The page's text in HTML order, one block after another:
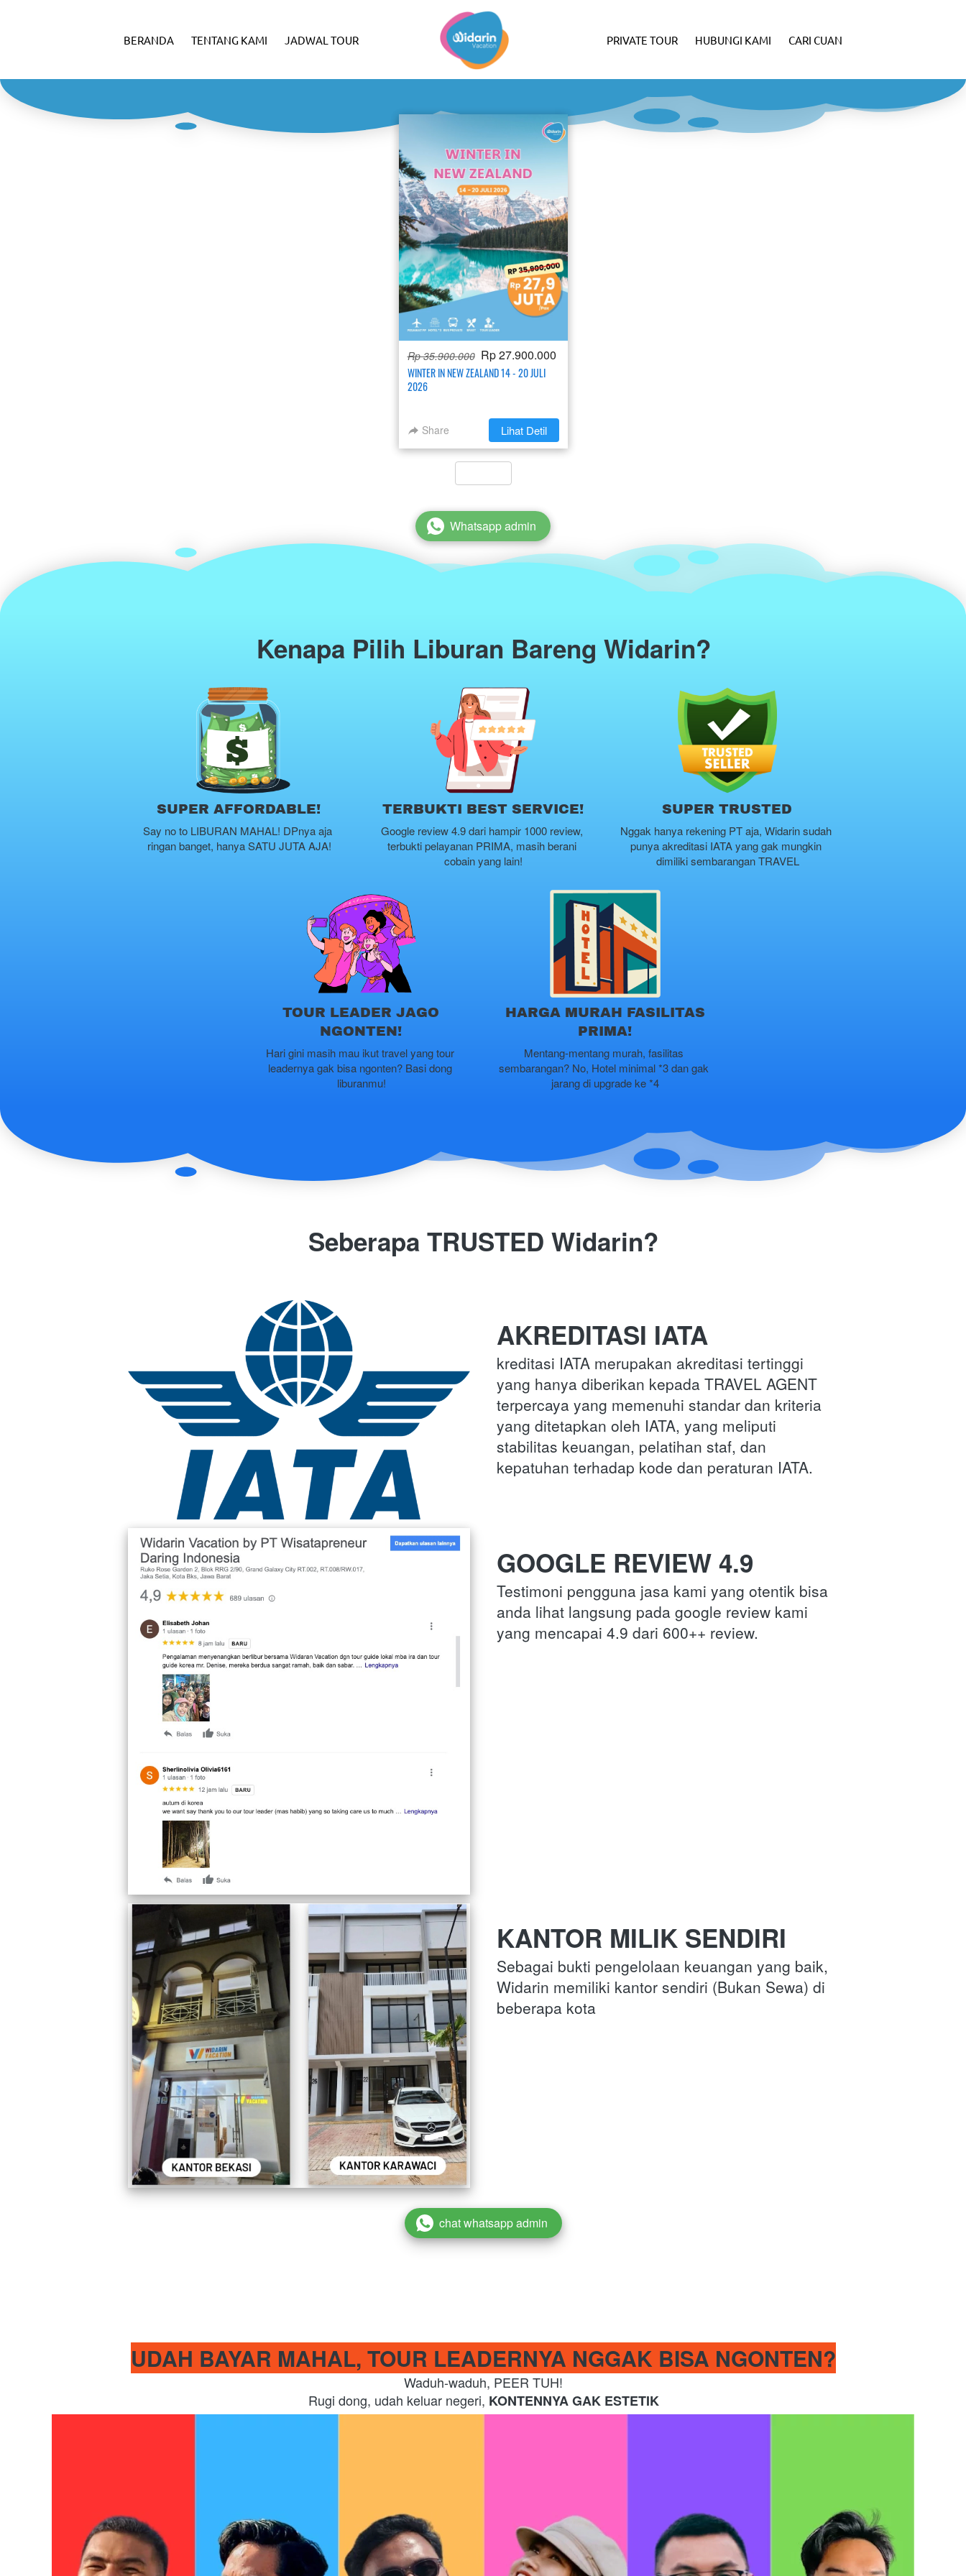
BERANDA TENTANG KAMI JADWAL TOUR PRIVATE TOUR HUBUNGI KAMI CARI CUAN
Rp 35.900.000 Rp 27.900.000
WINTER IN NEW ZEALAND 14 - 20 JULI
2026
Share `Lihat Detil
` Whatsapp admin
Kenapa Pilih Liburan Bareng Widarin?
SUPER AFFORDABLE!
Say no to LIBURAN MAHAL! DPnya aja
ringan banget, hanya SATU JUTA AJA!
TERBUKTI BEST SERVICE!
Google review 4.9 dari hampir 1000 review,
terbukti pelayanan PRIMA, masih berani
cobain yang lain!
SUPER TRUSTED
Nggak hanya rekening PT aja, Widarin sudah
punya akreditasi IATA yang gak mungkin
dimiliki sembarangan TRAVEL
TOUR LEADER JAGO
NGONTEN!
Hari gini masih mau ikut travel yang tour
leadernya gak bisa ngonten? Basi dong
liburanmu!
HARGA MURAH FASILITAS
PRIMA!
Mentang-mentang murah, fasilitas
sembarangan? No, Hotel minimal *3 dan gak
jarang di upgrade ke *4
Seberapa TRUSTED Widarin?
AKREDITASI IATA
kreditasi IATA merupakan akreditasi tertinggi
yang hanya diberikan kepada TRAVEL AGENT
terpercaya yang memenuhi standar dan kriteria
yang ditetapkan oleh IATA, yang meliputi
stabilitas keuangan, pelatihan staf, dan
kepatuhan terhadap kode dan peraturan IATA.
GOOGLE REVIEW 4.9
Testimoni pengguna jasa kami yang otentik bisa
anda lihat langsung pada google review kami
yang mencapai 4.9 dari 600++ review.
KANTOR MILIK SENDIRI
Sebagai bukti pengelolaan keuangan yang baik,
Widarin memiliki kantor sendiri (Bukan Sewa) di
beberapa kota
` chat whatsapp admin
UDAH BAYAR MAHAL, TOUR LEADERNYA NGGAK BISA NGONTEN?
Waduh-waduh, PEER TUH!
Rugi dong, udah keluar negeri, KONTENNYA GAK ESTETIK